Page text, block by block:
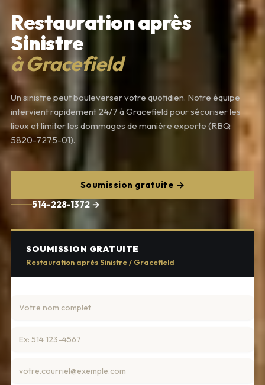
Restauration après
Sinistre
à Gracefield
Un sinistre peut bouleverser votre quotidien. Notre équipe
intervient rapidement 24/7 à Gracefield pour sécuriser les
lieux et limiter les dommages de manière experte (RBQ:
5820-7275-01).
Soumission gratuite →
514-228-1372 →
SOUMISSION GRATUITE
Restauration après Sinistre / Gracefield